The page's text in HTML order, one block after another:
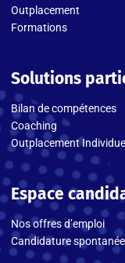
Outplacement
Formations
Solutions
Bilan de compétences
Coaching
Outplacement Individuel
Espace
Nos offres d’emploi
Candidature spontanée